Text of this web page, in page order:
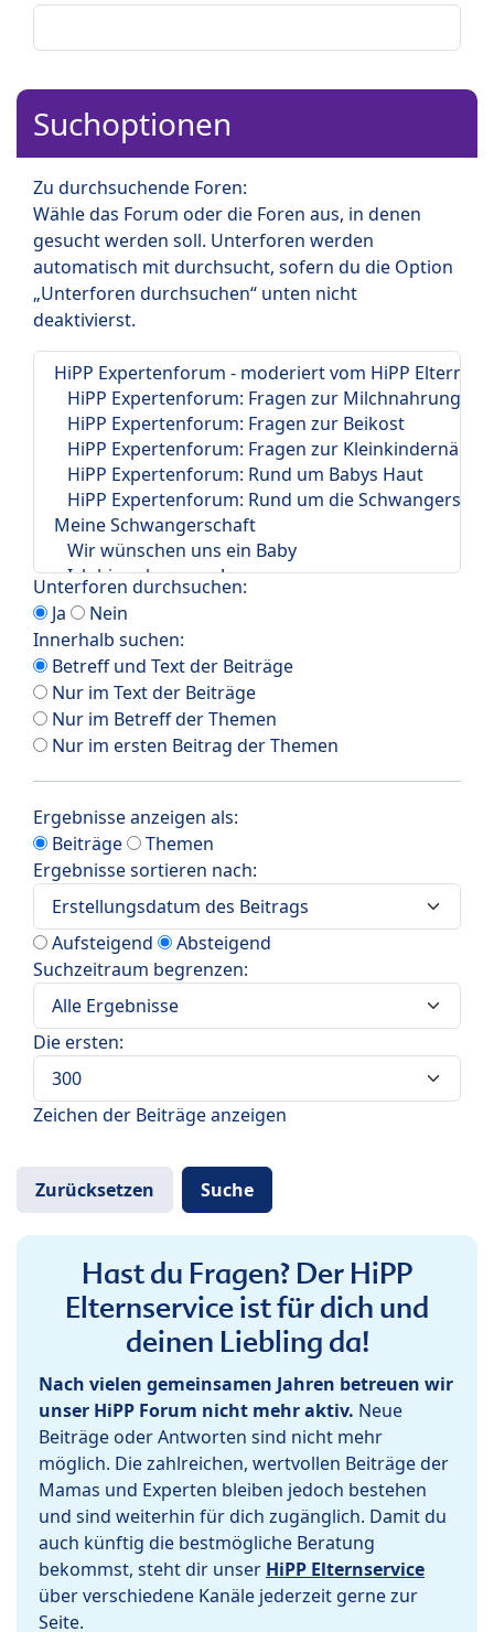
Suchoptionen
Zu durchsuchende Foren:
Wähle das Forum oder die Foren aus, in denen
gesucht werden soll. Unterforen werden
automatisch mit durchsucht, sofern du die Option
„Unterforen durchsuchen“ unten nicht
deaktivierst.
Unterforen durchsuchen:
Ja
Nein
Innerhalb suchen:
Betreff und Text der Beiträge
Nur im Text der Beiträge
Nur im Betreff der Themen
Nur im ersten Beitrag der Themen
Ergebnisse anzeigen als:
Beiträge
Themen
Ergebnisse sortieren nach:
Aufsteigend
Absteigend
Suchzeitraum begrenzen:
Die ersten:
Zeichen der Beiträge anzeigen
Hast du Fragen? Der HiPP
Elternservice ist für dich und
deinen Liebling da!
Nach vielen gemeinsamen Jahren betreuen wir
unser HiPP Forum nicht mehr aktiv. Neue
Beiträge oder Antworten sind nicht mehr
möglich. Die zahlreichen, wertvollen Beiträge der
Mamas und Experten bleiben jedoch bestehen
und sind weiterhin für dich zugänglich. Damit du
auch künftig die bestmögliche Beratung
bekommst, steht dir unser HiPP Elternservice
über verschiedene Kanäle jederzeit gerne zur
Seite.